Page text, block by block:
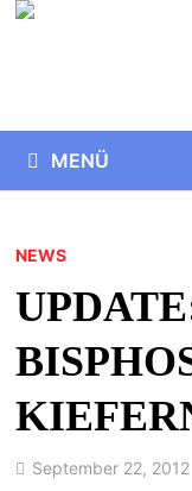
MENÜ
NEWS
September 22, 2012